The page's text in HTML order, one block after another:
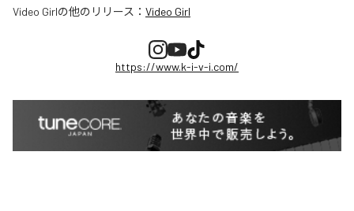
Video Girlの他のリリース： Video Girl
https://www.k-i-v-i.com/